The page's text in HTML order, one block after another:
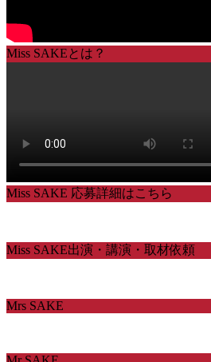
Miss SAKEとは？
Miss SAKE 応募詳細はこちら
Miss SAKE出演・講演・取材依頼
Mrs SAKE